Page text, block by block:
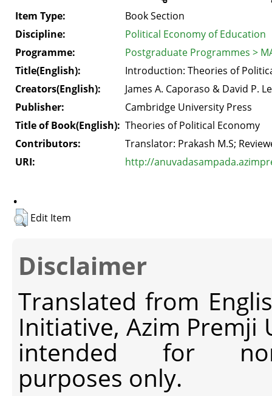
Item Type:
Book Section
Discipline:
Political Economy of Education
Programme:
Postgraduate Programmes >
Title(English):
Introduction: Theories of
Creators(English):
James A. Caporaso & David P.
Publisher:
Cambridge University Press
Title of Book(English): Theories of Political Economy
Contributors:
Translator: Prakash M.S;
URI:
http://
.
Edit Item
Disclaimer
Translated from
Initiative, Azim Premji
intended for non-
purposes only.